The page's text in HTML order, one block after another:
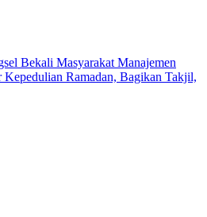
Bekali Masyarakat Manajemen
Kepedulian Ramadan, Bagikan Takjil,